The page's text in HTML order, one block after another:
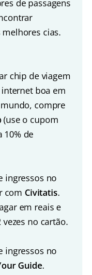
de passagens
melhores cias.
chip de viagem
boa em
compre
(use o cupom
10% de
ingressos no
com Civitatis.
em reais e
no cartão.
ingressos no
Guide.